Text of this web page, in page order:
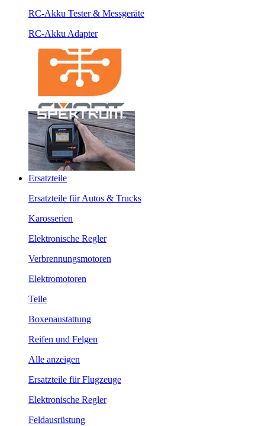
RC-Akku Tester & Messgeräte
RC-Akku Adapter
Ersatzteile
Ersatzteile für Autos & Trucks
Karosserien
Elektronische Regler
Verbrennungsmotoren
Elektromotoren
Teile
Boxenaustattung
Reifen und Felgen
Alle anzeigen
Ersatzteile für Flugzeuge
Elektronische Regler
Feldausrüstung